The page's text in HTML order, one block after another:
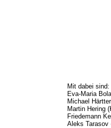
Mit dabei sind:
Eva-Maria
Michael
Martin Hering
Friedemann
Aleks Tarasov